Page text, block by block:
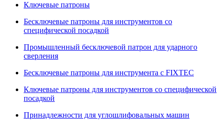
Ключевые патроны
Бесключевые патроны для инструментов со
специфической посадкой
Промышленный бесключевой патрон для ударного
сверления
Бесключевые патроны для инструмента с FIXTEC
Ключевые патроны для инструментов со специфической
посадкой
Принадлежности для углошлифовальных машин